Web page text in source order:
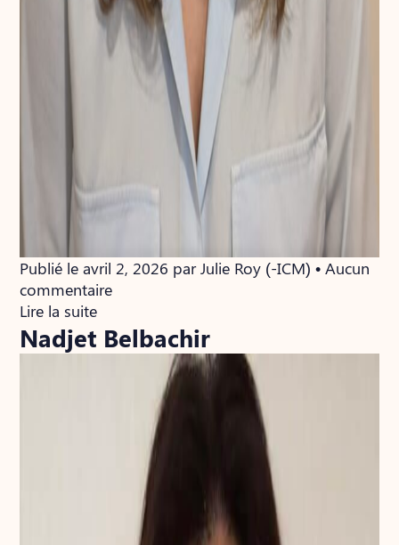
Publié le avril 2, 2026 par Julie Roy (-ICM) • Aucun
commentaire
Lire la suite
Nadjet Belbachir